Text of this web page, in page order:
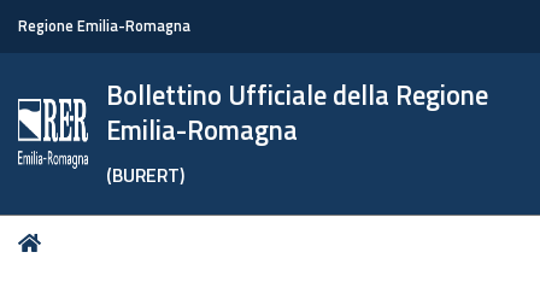
Regione Emilia-Romagna
Bollettino Ufficiale della Regione
Emilia-Romagna
(BURERT)
Tu